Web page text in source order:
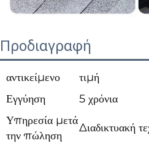
Προδιαγραφή
αντικείμενο
τιμή
Εγγύηση
5 χρόνια
Υπηρεσία μετά
την πώληση
Διαδικτυακή